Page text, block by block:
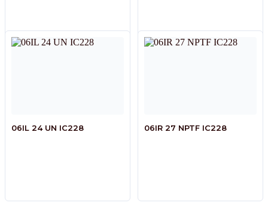
06IL 24 UN IC228 06IR 27 NPTF IC228